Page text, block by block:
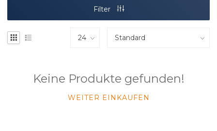
Filter
Keine Produkte gefunden!
WEITER EINKAUFEN